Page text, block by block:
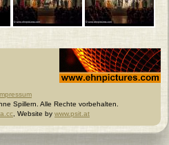
Spillern. Alle Rechte vorbehalten.
, Website by www.psit.at
Johannes Ehn, Fotograf